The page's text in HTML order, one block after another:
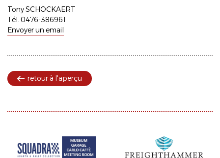
Tony SCHOCKAERT
Tél. 0476-386961
Envoyer un email
retour à l'aperçu